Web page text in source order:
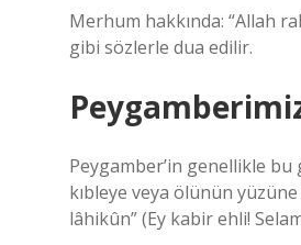
Merhum hakkında: “Allah
gibi sözlerle dua edilir.
Peygamber’in genellikle
kıbleye veya ölünün
lâhikûn” (Ey kabir ehli!